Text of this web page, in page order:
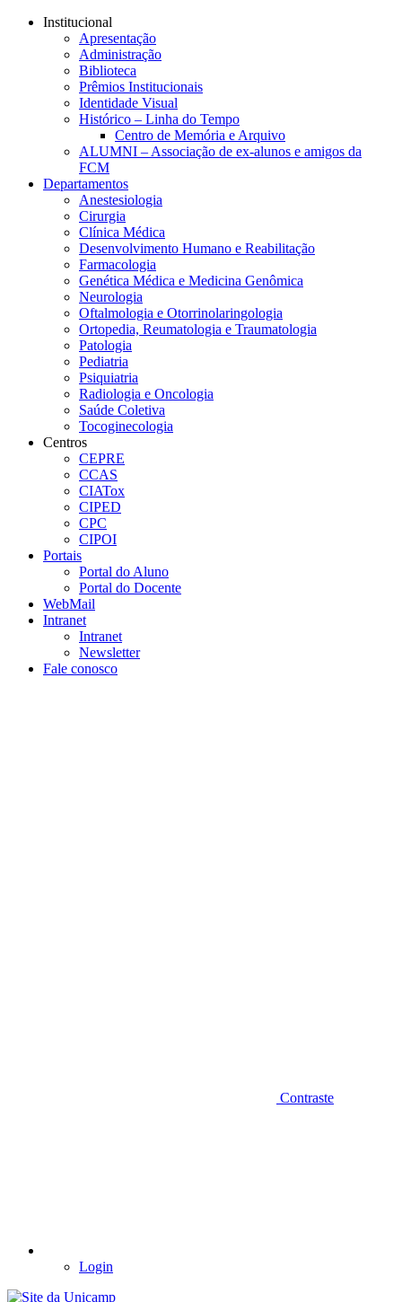
Conteúdo principal
Institucional
Apresentação
Administração
Biblioteca
Prêmios Institucionais
Identidade Visual
Histórico – Linha do Tempo
Centro de Memória e Arquivo
ALUMNI – Associação de ex-alunos e amigos da
FCM
Departamentos
Anestesiologia
Cirurgia
Clínica Médica
Desenvolvimento Humano e Reabilitação
Farmacologia
Genética Médica e Medicina Genômica
Neurologia
Oftalmologia e Otorrinolaringologia
Ortopedia, Reumatologia e Traumatologia
Patologia
Pediatria
Psiquiatria
Radiologia e Oncologia
Saúde Coletiva
Tocoginecologia
Centros
CEPRE
CCAS
CIATox
CIPED
CPC
CIPOI
Portais
Portal do Aluno
Portal do Docente
WebMail
Intranet
Intranet
Newsletter
Fale conosco
Contraste
Login